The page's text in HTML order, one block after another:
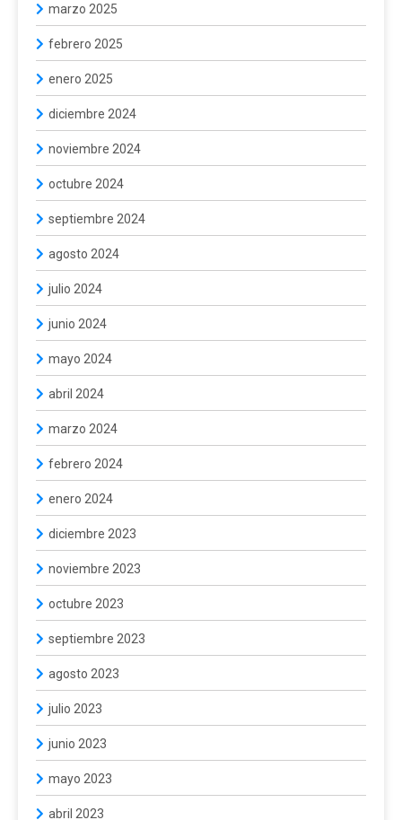
marzo 2025
febrero 2025
enero 2025
diciembre 2024
noviembre 2024
octubre 2024
septiembre 2024
agosto 2024
julio 2024
junio 2024
mayo 2024
abril 2024
marzo 2024
febrero 2024
enero 2024
diciembre 2023
noviembre 2023
octubre 2023
septiembre 2023
agosto 2023
julio 2023
junio 2023
mayo 2023
abril 2023